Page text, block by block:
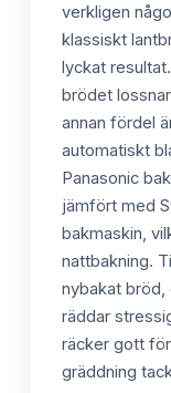
verkligen
klassiskt
lyckat
brödet
annan fördel
automatiskt
Panasonic
jämfört med
bakmaskin,
nattbakning.
nybakat bröd,
räddar
räcker gott
gräddning